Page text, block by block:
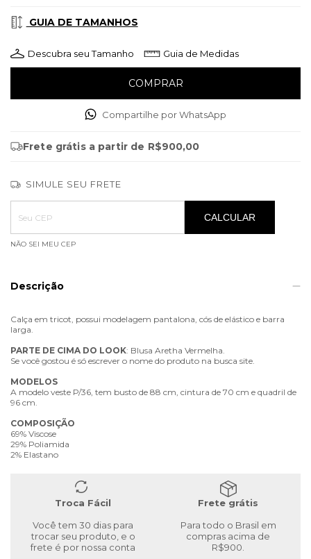
GUIA DE TAMANHOS
Descubra seu Tamanho Guia de Medidas
Compartilhe por WhatsApp
Frete grátis a partir de R$900,00
SIMULE SEU FRETE
Entregas para o CEP:
ALTERAR CEP
CALCULAR
NÃO SEI MEU CEP
Descrição
Calça em tricot, possui modelagem pantalona, cós de elástico e barra
larga.
PARTE DE CIMA DO LOOK: Blusa Aretha Vermelha.
Se você gostou é só escrever o nome do produto na busca site.
MODELOS
A modelo veste P/36, tem busto de 88 cm, cintura de 70 cm e quadril de
96 cm.
COMPOSIÇÃO
69% Viscose
29% Poliamida
2% Elastano
Troca Fácil
Você tem 30 dias para
trocar seu produto, e o
frete é por nossa conta
Frete grátis
Para todo o Brasil em
compras acima de
R$900.